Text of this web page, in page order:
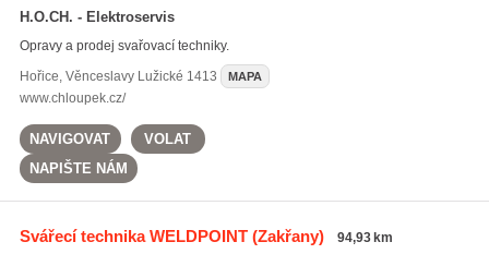
H.O.CH. - Elektroservis
Opravy a prodej svařovací techniky.
Hořice, Věnceslavy Lužické 1413 MAPA
www.chloupek.cz/
NAVIGOVAT
VOLAT
NAPIŠTE NÁM
Svářecí technika WELDPOINT(Zakřany) 94,93 km